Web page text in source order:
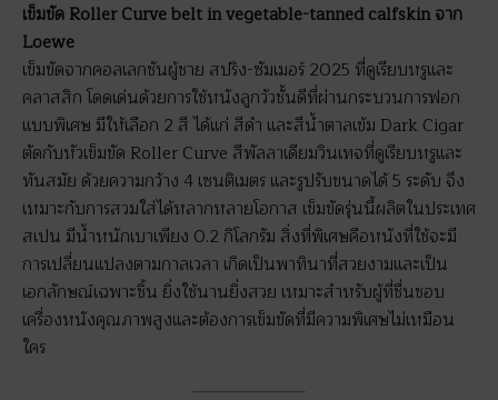
เข็มขัด Roller Curve belt in vegetable-tanned calfskin จาก
Loewe
เข็มขัดจากคอลเลกชันผู้ชาย สปริง-ซัมเมอร์ 2025 ที่ดูเรียบหรูและ
คลาสสิก โดดเด่นด้วยการใช้หนังลูกวัวชั้นดีที่ผ่านกระบวนการฟอก
แบบพิเศษ มีให้เลือก 2 สี ได้แก่ สีดำ และสีน้ำตาลเข้ม Dark Cigar
ตัดกับหัวเข็มขัด Roller Curve สีพัลลาเดียมวินเทจที่ดูเรียบหรูและ
ทันสมัย ด้วยความกว้าง 4 เซนติเมตร และรูปรับขนาดได้ 5 ระดับ จึง
เหมาะกับการสวมใส่ได้หลากหลายโอกาส เข็มขัดรุ่นนี้ผลิตในประเทศ
สเปน มีน้ำหนักเบาเพียง 0.2 กิโลกรัม สิ่งที่พิเศษคือหนังที่ใช้จะมี
การเปลี่ยนแปลงตามกาลเวลา เกิดเป็นพาทินาที่สวยงามและเป็น
เอกลักษณ์เฉพาะชิ้น ยิ่งใช้นานยิ่งสวย เหมาะสำหรับผู้ที่ชื่นชอบ
เครื่องหนังคุณภาพสูงและต้องการเข็มขัดที่มีความพิเศษไม่เหมือน
ใคร